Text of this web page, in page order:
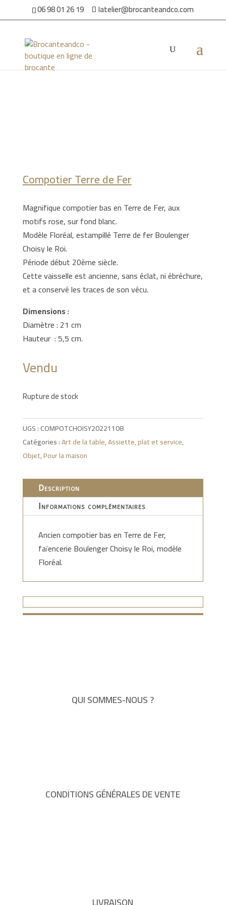
06 98 01 26 19 latelier@brocanteandco.com
Accueil/Par ambiance/
/ Compotier Terre de
Fer
Compotier Terre de Fer
Magnifique compotier bas en Terre de Fer, aux
motifs rose, sur fond blanc.
Modèle Floréal, estampillé Terre de fer Boulenger
Choisy le Roi.
Période début 20ème siècle.
Cette vaisselle est ancienne, sans éclat, ni ébréchure,
et a conservé les traces de son vécu.
Dimensions :
Diamètre : 21 cm
Hauteur : 5,5 cm.
Vendu
Rupture de stock
UGS :COMPOTCHOISY20221108
Catégories :Art de la table,Assiette, plat et service,
Objet,Pour la maison
Description
Informations complémentaires
Ancien compotier bas en Terre de Fer,
faïencerie Boulenger Choisy le Roi, modèle
Floréal.
QUI SOMMES-NOUS ?
CONDITIONS GÉNÉRALES DE VENTE